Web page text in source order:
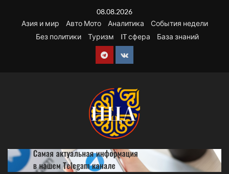
содержимому
08.08.2026
Азия и мир
Авто Мото Аналитика
События недели
Без политики
Туризм IT сфера База знаний
Telegram
VK